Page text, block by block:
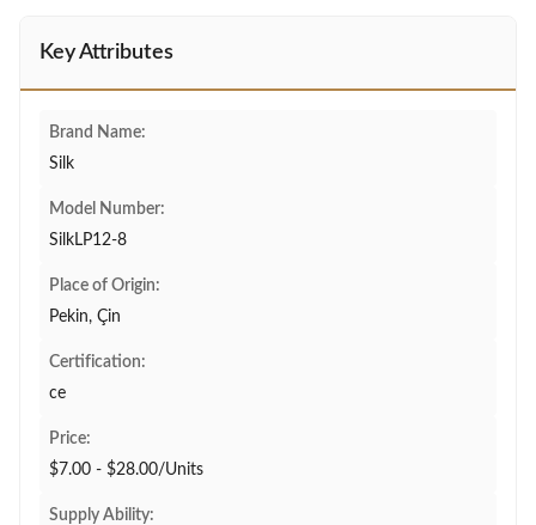
Key Attributes
Brand Name:
Silk
Model Number:
SilkLP12-8
Place of Origin:
Pekin, Çin
Certification:
ce
Price:
$7.00 - $28.00/Units
Supply Ability: